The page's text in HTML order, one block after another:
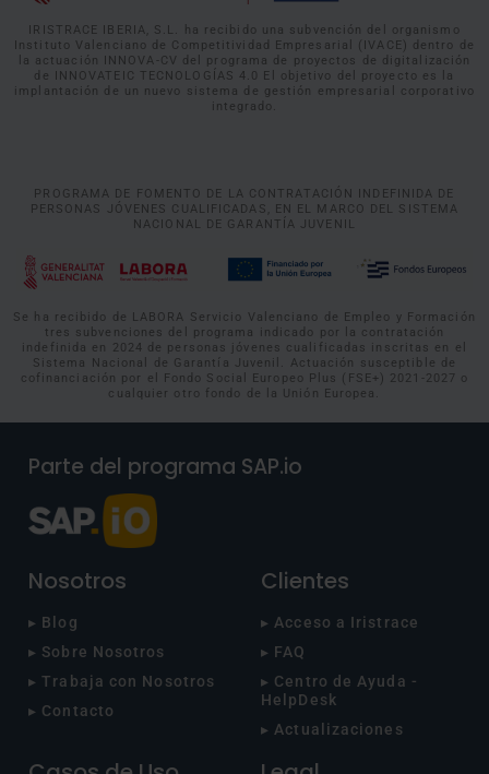
IRISTRACE IBERIA, S.L. ha recibido una subvención del organismo
Instituto Valenciano de Competitividad Empresarial (IVACE) dentro de
la actuación INNOVA-CV del programa de proyectos de digitalización
de INNOVATEIC TECNOLOGÍAS 4.0 El objetivo del proyecto es la
implantación de un nuevo sistema de gestión empresarial corporativo
integrado.
PROGRAMA DE FOMENTO DE LA CONTRATACIÓN INDEFINIDA DE
PERSONAS JÓVENES CUALIFICADAS, EN EL MARCO DEL SISTEMA
NACIONAL DE GARANTÍA JUVENIL
Se ha recibido de LABORA Servicio Valenciano de Empleo y Formación
tres subvenciones del programa indicado por la contratación
indefinida en 2024 de personas jóvenes cualificadas inscritas en el
Sistema Nacional de Garantía Juvenil. Actuación susceptible de
cofinanciación por el Fondo Social Europeo Plus (FSE+) 2021-2027 o
cualquier otro fondo de la Unión Europea.
Parte del programa SAP.io
Nosotros
▸ Blog
▸ Sobre Nosotros
▸ Trabaja con Nosotros
▸ Contacto
Clientes
▸ Acceso a Iristrace
▸ FAQ
▸ Centro de Ayuda -
HelpDesk
▸ Actualizaciones